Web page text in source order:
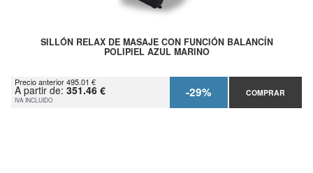
SILLÓN RELAX DE MASAJE CON FUNCIÓN BALANCÍN
POLIPIEL AZUL MARINO
Precio anterior 495.01 €
A partir de: 351.46 €
IVA INCLUIDO -29% COMPRAR